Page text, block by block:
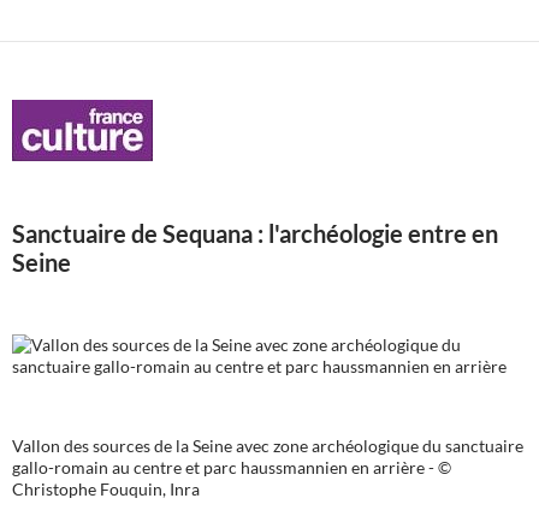
Sanctuaire de Sequana : l'archéologie entre en
Seine
Vallon des sources de la Seine avec zone archéologique du sanctuaire
gallo-romain au centre et parc haussmannien en arrière - ©
Christophe Fouquin, Inra